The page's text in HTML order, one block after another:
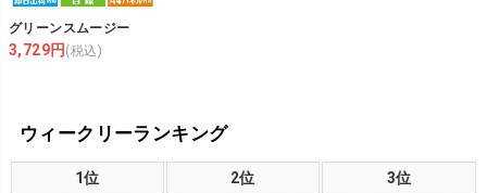
グリーンスムージー
3,729円 (税込)
ウィークリーランキング
1位 2位 3位